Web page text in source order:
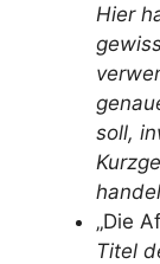
Hier
soll,
„Die
Titel